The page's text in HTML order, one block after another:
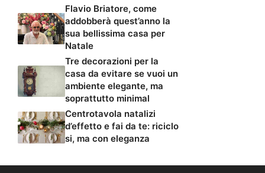
Flavio Briatore, come
addobberà quest’anno la
sua bellissima casa per
Natale
Tre decorazioni per la
casa da evitare se vuoi un
ambiente elegante, ma
soprattutto minimal
Centrotavola natalizi
d’effetto e fai da te: riciclo
si, ma con eleganza